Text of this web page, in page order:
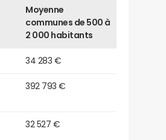
Moyenne
communes de 500 à
2 000 habitants
34 283 €
392 793 €
32 527 €